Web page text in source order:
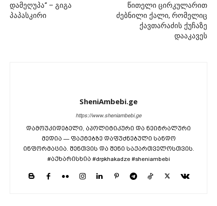
დამეღუპა“ – გიგა
პაპასკირი
წითელი ცირკულარით
ძებნილი ქალი, რომელიც
ქავთარაძის ქუჩაზე
დააკავეს
SheniAmbebi.ge
https://www.sheniambebi.ge
დამოუკიდებელი, აპოლიტიკური და ნეიტრალური
მედია — ფაქტებზე დაფუძნებული სანდო
ინფორმაცია. შენთვის და შენი საქართველოსთვის.
#აქხარისხია #drpkhakadze #sheniambebi